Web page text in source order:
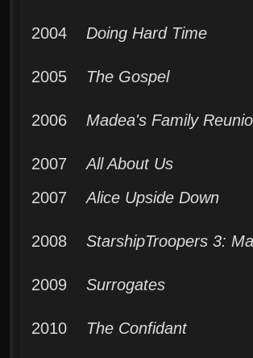
2004 Doing Hard Time
2005 The Gospel
2006 Madea's Family
2007All About Us
2007Alice Upside Down
2008 StarshipTroopers 3:
2009 Surrogates
2010 The Confidant